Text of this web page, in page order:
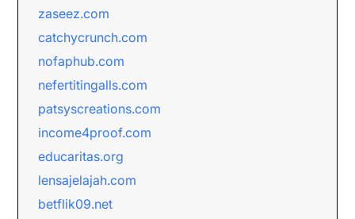
zaseez.com
catchycrunch.com
nofaphub.com
nefertitingalls.com
patsyscreations.com
income4proof.com
educaritas.org
lensajelajah.com
betflik09.net